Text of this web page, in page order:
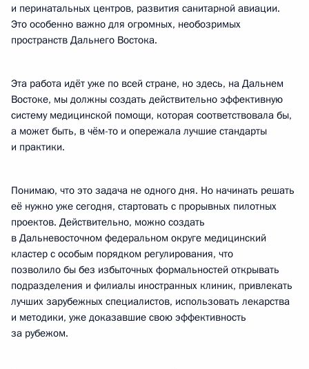
и перинатальных центров, развития санитарной авиации.
Это особенно важно для огромных, необозримых
пространств Дальнего Востока.
Эта работа идёт уже по всей стране, но здесь, на Дальнем
Востоке, мы должны создать действительно эффективную
систему медицинской помощи, которая соответствовала бы,
а может быть, в чём-то и опережала лучшие стандарты
и практики.
Понимаю, что это задача не одного дня. Но начинать решать
её нужно уже сегодня, стартовать с прорывных пилотных
проектов. Действительно, можно создать
в Дальневосточном федеральном округе медицинский
кластер с особым порядком регулирования, что
позволило бы без избыточных формальностей открывать
подразделения и филиалы иностранных клиник, привлекать
лучших зарубежных специалистов, использовать лекарства
и методики, уже доказавшие свою эффективность
за рубежом.